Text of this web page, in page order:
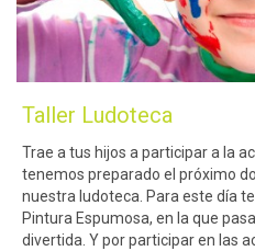
Taller Ludoteca
Trae a tus hijos a participar a la
tenemos preparado el próximo
nuestra ludoteca. Para este día
Pintura Espumosa, en la que
divertida. Y por participar en las